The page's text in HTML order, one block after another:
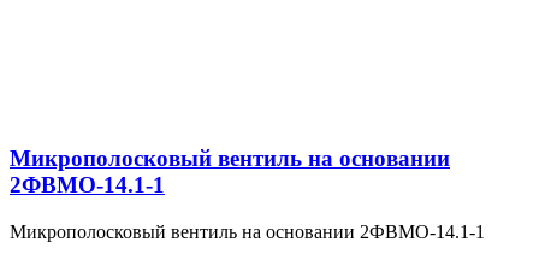
Микрополосковый вентиль на основании
2ФВМO-14.1-1
Микрополосковый вентиль на основании 2ФВМO-14.1-1